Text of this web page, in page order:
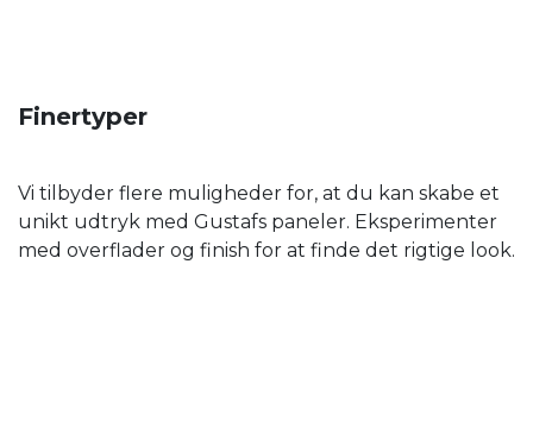
Finertyper
Vi tilbyder flere muligheder for, at du kan skabe et
unikt udtryk med Gustafs paneler. Eksperimenter
med overflader og finish for at finde det rigtige look.